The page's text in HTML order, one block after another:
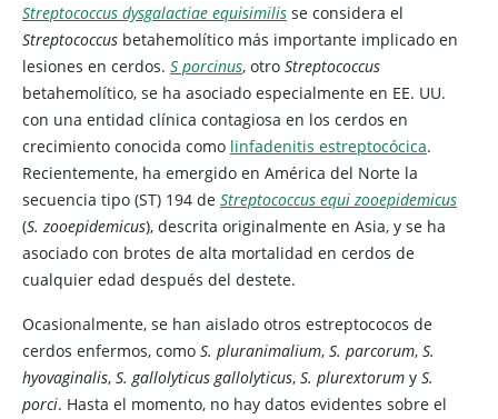
Streptococcus dysgalactiae equisimilis se considera el
Streptococcus betahemolítico más importante implicado en
lesiones en cerdos. S porcinus, otro Streptococcus
betahemolítico, se ha asociado especialmente en EE. UU.
con una entidad clínica contagiosa en los cerdos en
crecimiento conocida como linfadenitis estreptocócica.
Recientemente, ha emergido en América del Norte la
secuencia tipo (ST) 194 de Streptococcus equi zooepidemicus
(S. zooepidemicus), descrita originalmente en Asia, y se ha
asociado con brotes de alta mortalidad en cerdos de
cualquier edad después del destete.
Ocasionalmente, se han aislado otros estreptococos de
cerdos enfermos, como S. pluranimalium, S. parcorum, S.
hyovaginalis, S. gallolyticus gallolyticus, S. plurextorum y S.
porci. Hasta el momento, no hay datos evidentes sobre el